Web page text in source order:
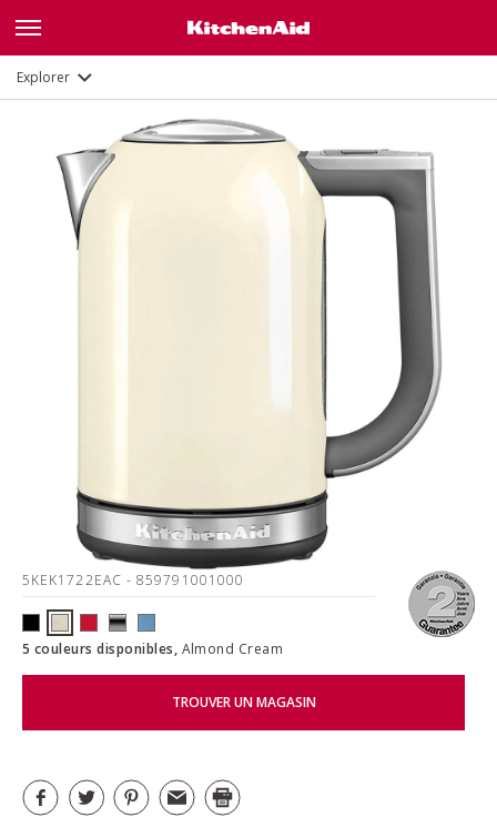
Explorer
5KEK1722EAC - 859791001000
5 couleurs disponibles, Almond Cream
TROUVER UN MAGASIN